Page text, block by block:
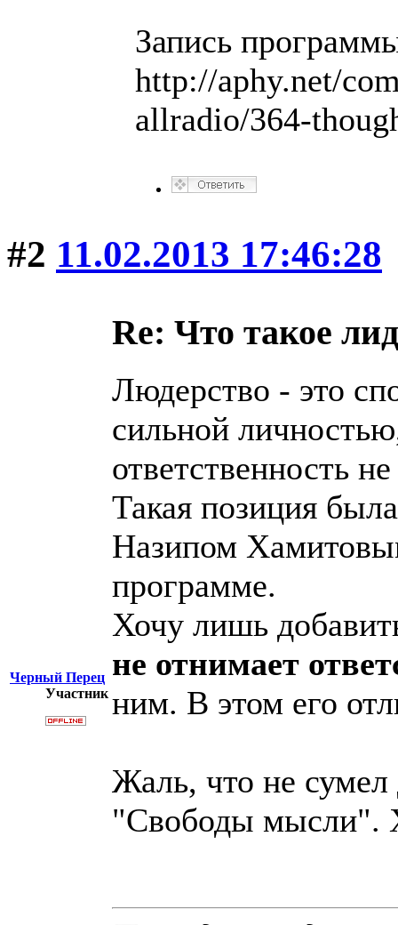
Запись
http://aphy.net/
allradio/364-
#2 11.02.2013 17:46:28
Черный Перец
Участник
Re: Что такое
Людерство - это
сильной
ответственность
Такая позиция
Назипом
программе.
Хочу лишь
не отнимает
ним. В этом его
Жаль, что не сумел
"Свободы мысли".